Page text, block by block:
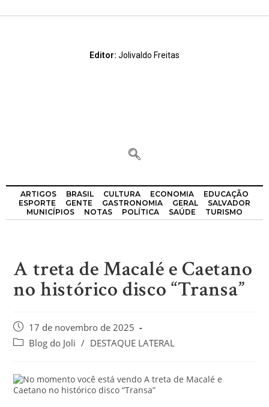
Editor: Jolivaldo Freitas
ARTIGOS BRASIL CULTURA ECONOMIA
EDUCAÇÃO
ESPORTE
GENTE GASTRONOMIA GERAL
SALVADOR
MUNICÍPIOS
NOTAS POLÍTICA SAÚDE TURISMO
A treta de Macalé e Caetano
no histórico disco “Transa”
17 de novembro de 2025
Blog do Joli / DESTAQUE LATERAL